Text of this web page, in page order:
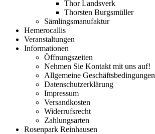
Thor Landsverk
Thorsten Burgsmüller
Sämlingsmanufaktur
Hemerocallis
Veranstaltungen
Informationen
Öffnungszeiten
Nehmen Sie Kontakt mit uns auf!
Allgemeine Geschäftsbedingungen
Datenschutzerklärung
Impressum
Versandkosten
Widerrufsrecht
Zahlungsarten
Rosenpark Reinhausen